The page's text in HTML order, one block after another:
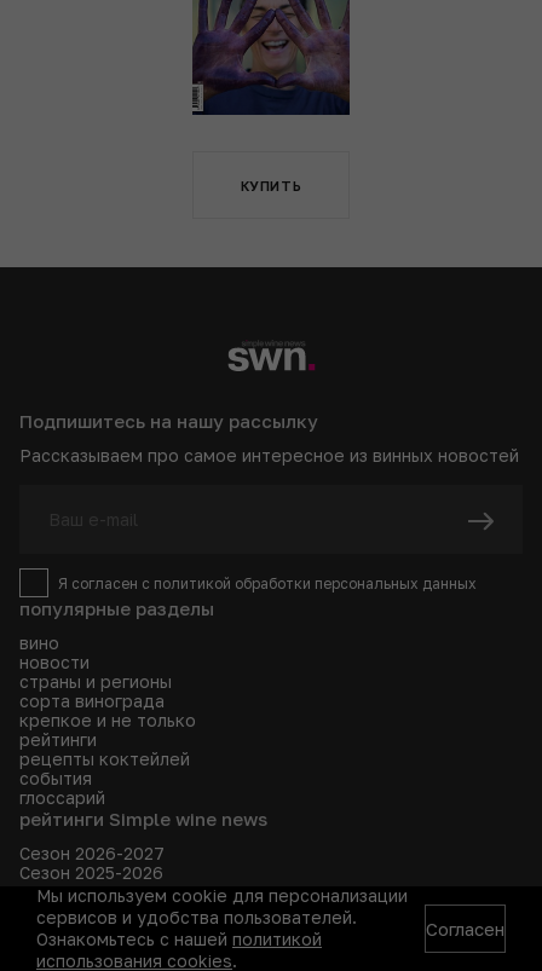
КУПИТЬ
популярные разделы
вино
новости
страны и регионы
сорта винограда
крепкое и не только
рейтинги
рецепты коктейлей
события
глоссарий
рейтинги Simple wine news
Сезон 2026-2027
Сезон 2025-2026
Сезон 2024-2025
Сезон 2023-2024
интересные статьи
Подпишитесь на нашу рассылку
Рассказываем про самое интересное из винных новостей
Я согласен с политикой обработки персональных данных
Мы используем cookie для персонализации
сервисов и удобства пользователей.
Ознакомьтесь с нашей политикой
использования cookies.
Согласен